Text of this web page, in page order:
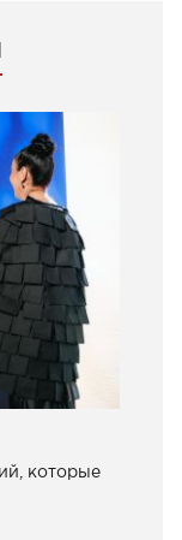
которые